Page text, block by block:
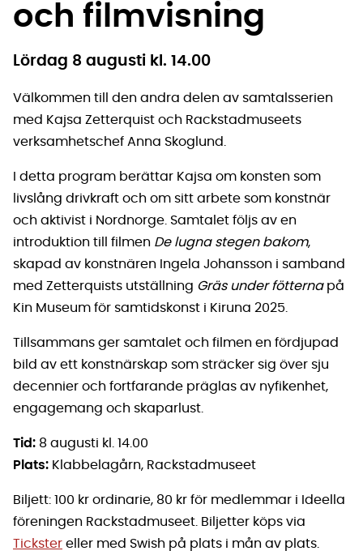
och filmvisning
Lördag 8 augusti kl. 14.00
Välkommen till den andra delen av samtalsserien
med Kajsa Zetterquist och Rackstadmuseets
verksamhetschef Anna Skoglund.
I detta program berättar Kajsa om konsten som
livslång drivkraft och om sitt arbete som konstnär
och aktivist i Nordnorge. Samtalet följs av en
introduktion till filmen De lugna stegen bakom,
skapad av konstnären Ingela Johansson i samband
med Zetterquists utställning Gräs under fötternapå
Kin Museum för samtidskonst i Kiruna 2025.
Tillsammans ger samtalet och filmen en fördjupad
bild av ett konstnärskap som sträcker sig över sju
decennier och fortfarande präglas av nyfikenhet,
engagemang och skaparlust.
Tid: 8 augusti kl. 14.00
Plats: Klabbelagårn, Rackstadmuseet
Biljett: 100 kr ordinarie, 80 kr för medlemmar i Ideella
föreningen Rackstadmuseet. Biljetter köps via
Tickster eller med Swish på plats i mån av plats.